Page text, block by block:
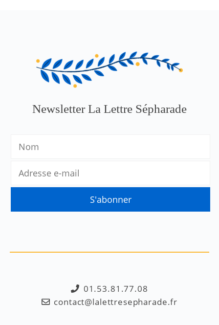
Newsletter La Lettre Sépharade
01.53.81.77.08
contact@lalettresepharade.fr